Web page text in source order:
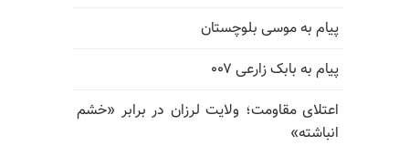
پیام به موسی بلوچستان
پیام به بابک زارعی ۰۰۷
اعتلای مقاومت؛ ولایت لرزان در برابر «خشم
انباشته»